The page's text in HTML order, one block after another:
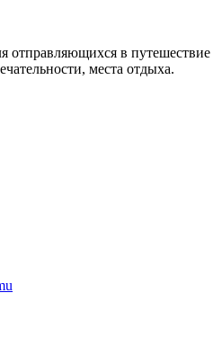
отправляющихся в путешествие
места отдыха.